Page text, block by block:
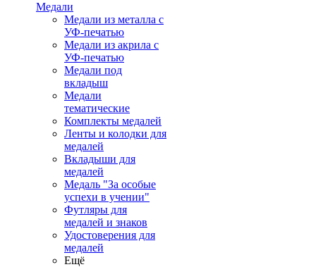
Медали
Медали из металла с
УФ-печатью
Медали из акрила с
УФ-печатью
Медали под
вкладыш
Медали
тематические
Комплекты медалей
Ленты и колодки для
медалей
Вкладыши для
медалей
Медаль "За особые
успехи в учении"
Футляры для
медалей и знаков
Удостоверения для
медалей
Ещё